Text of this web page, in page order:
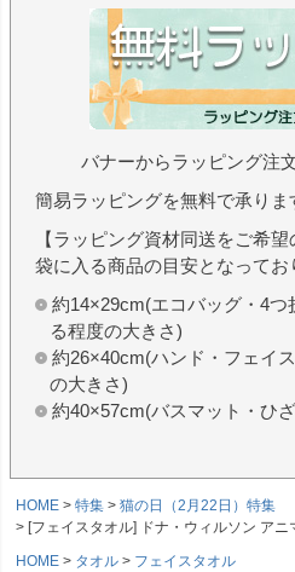
バナーからラッピング注
簡易ラッピングを無料で承りま
【ラッピング資材同送をご希
袋に入る商品の目安となってお
約14×29cm(エコバッグ・4つ
る程度の大きさ)
約26×40cm(ハンド・フェイ
の大きさ)
約40×57cm(バスマット・ひ
HOME 特集
猫の日（2月22日）特集
[フェイスタオル] ドナ・ウィルソン アニ
HOME
タオル
フェイスタオル